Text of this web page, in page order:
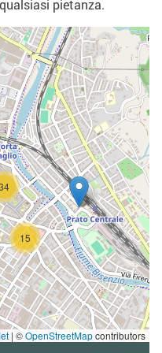
pietanza.
15
| ©OpenStreetMapcontributors